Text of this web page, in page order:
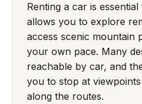
Renting a car is
allows you to explore
access scenic mountain
your own pace. Many
reachable by car, and
you to stop at
along the routes.